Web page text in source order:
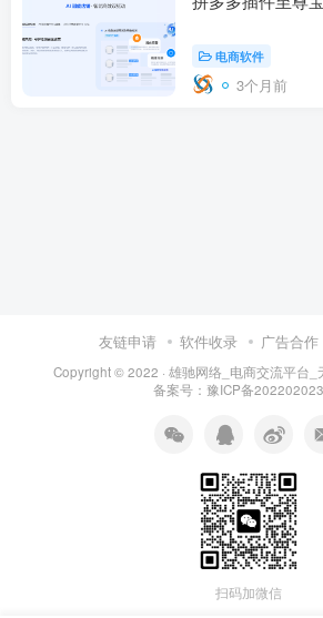
电商软件
3个月前
友链申请 软件收录 广告合作
Copyright © 2022 · 雄驰网络_电商交流平台_
备案号： 豫ICP备
扫码加微信